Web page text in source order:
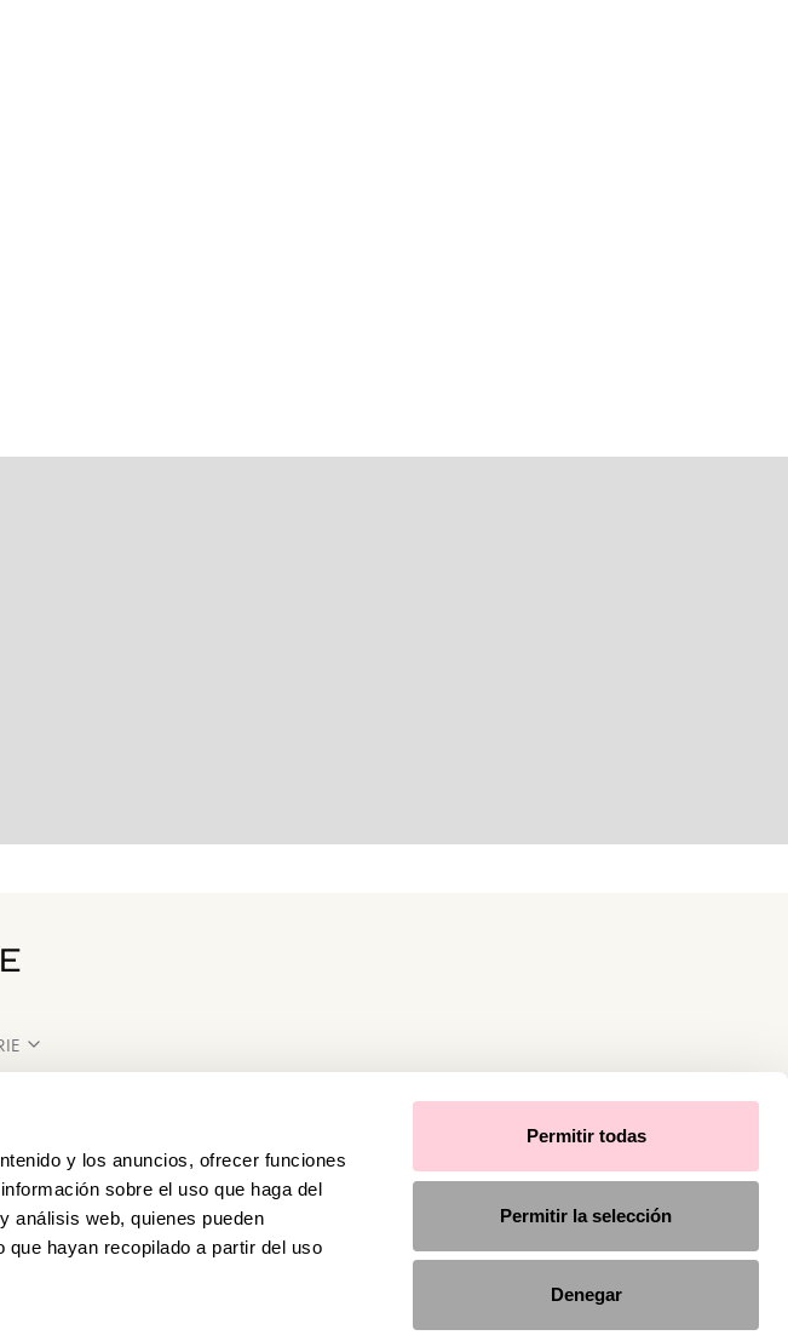
y los anuncios, ofrecer funciones
sobre el uso que haga del
análisis web, quienes pueden
hayan recopilado a partir del uso
Permitir todas
Permitir la selección
Denegar